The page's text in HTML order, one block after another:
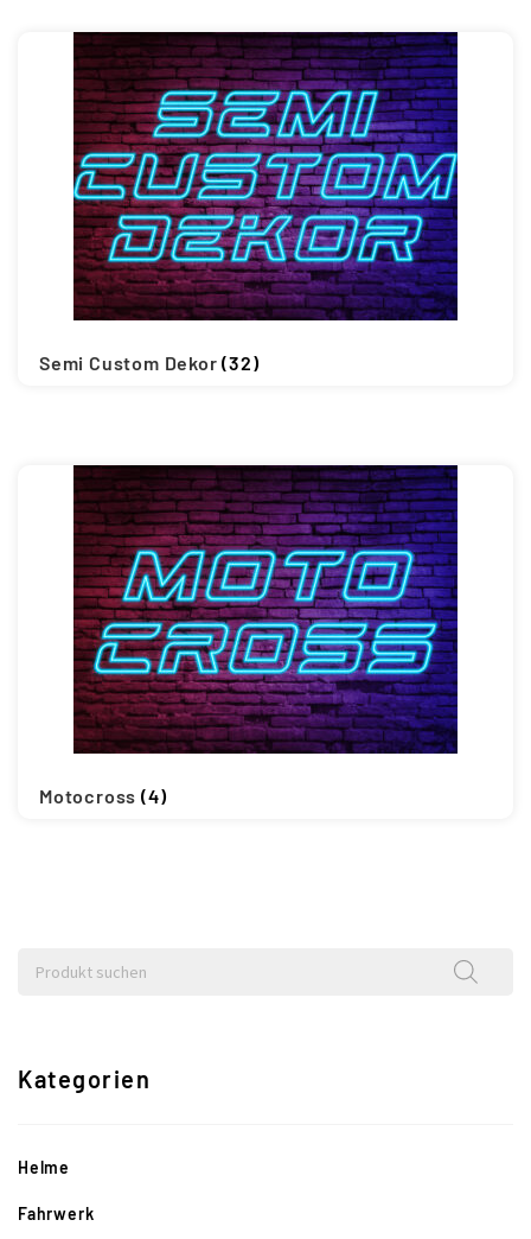
Semi Custom Dekor(32)
Motocross(4)
Kategorien
Helme
Fahrwerk